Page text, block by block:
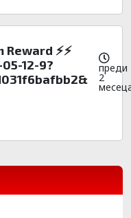
⚡⚡
12-9?
преди
2